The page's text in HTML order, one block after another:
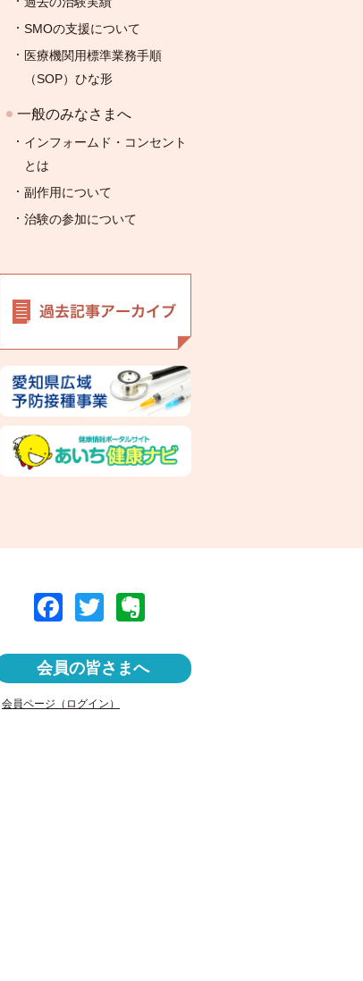
SMOの支援について
医療機関用標準業務手順
（SOP）ひな形
一般のみなさまへ
インフォームド・コンセント
とは
副作用について
治験の参加について
F
c
e
T
tt
er
er
n
会員の皆さまへ
会員ページ（ログイン）